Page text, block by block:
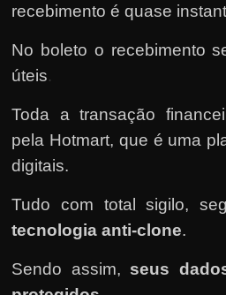
recebimento é quase
No boleto o recebimento
úteis.
Toda a transação
pela Hotmart, que é uma
digitais.
Tudo com total sigilo,
tecnologia anti-clone.
Sendo assim, seus